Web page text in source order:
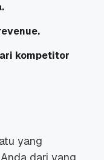
kompetitor
yang